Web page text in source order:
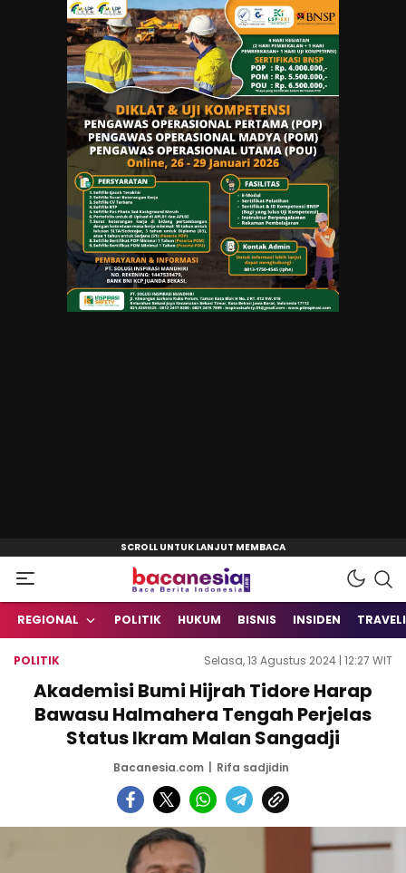
Bacanesia.com
Baca Berita Indonesia
REGIONAL POLITIK HUKUM BISNIS INSIDEN
POLITIK Selasa, 13 Agustus 2024 | 12:27 WIT
Akademisi Bumi Hijrah Tidore Harap
Bawasu Halmahera Tengah Perjelas
Status Ikram Malan Sangadji
Bacanesia.com Rifa sadjidin